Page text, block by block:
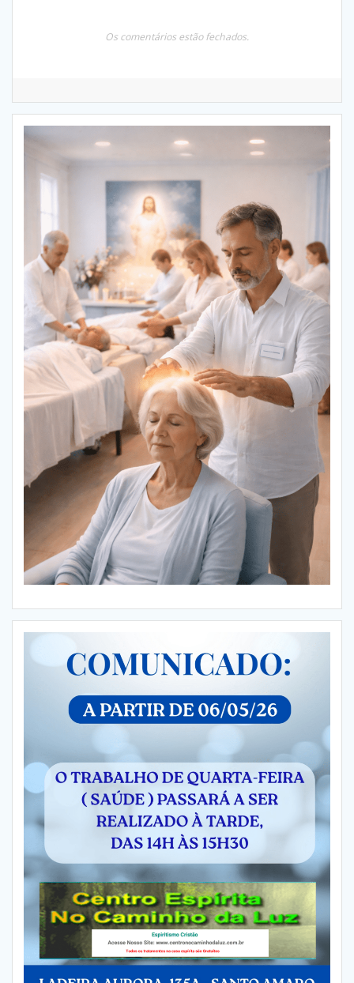
Os comentários estão fechados.